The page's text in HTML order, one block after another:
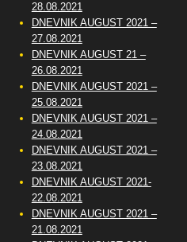
28.08.2021
DNEVNIK AUGUST 2021 –
27.08.2021
DNEVNIK AUGUST 21 –
26.08.2021
DNEVNIK AUGUST 2021 –
25.08.2021
DNEVNIK AUGUST 2021 –
24.08.2021
DNEVNIK AUGUST 2021 –
23.08.2021
DNEVNIK AUGUST 2021-
22.08.2021
DNEVNIK AUGUST 2021 –
21.08.2021